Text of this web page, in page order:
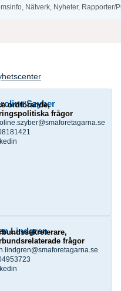
, Nätverk, Nyheter, Rapporter/
Szyber
ordförande,
frågor
Lindgren
frågor